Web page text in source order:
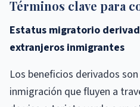
Términos clave para
Estatus migratorio
extranjeros inmigrantes
Los beneficios derivados
inmigración que fluyen a